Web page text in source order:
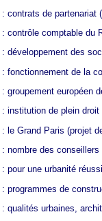
contrats de partenariat
contrôle comptable du
développement des
fonctionnement de la
groupement européen
institution de plein droit
le Grand Paris (projet
nombre des
pour une urbanité
programmes de
qualités urbaines,